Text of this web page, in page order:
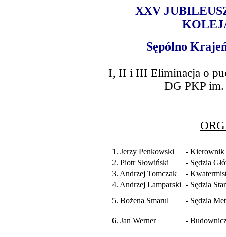
XXV
Sępólno
I, II i III Eliminacja o
DG PKP im.
1. Jerzy Penkowski
- Kierownik
2. Piotr Słowiński
- Sędzia
3. Andrzej Tomczak
-
4. Andrzej Lamparski - Sędzia
5. Bożena Smarul
- Sędzia
6. Jan Werner -